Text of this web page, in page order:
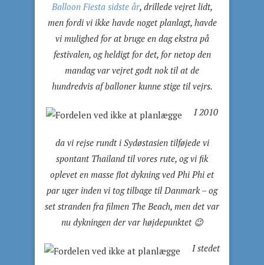
Balloon Fiesta sidste år, drillede vejret lidt,
men fordi vi ikke havde noget planlagt, havde
vi mulighed for at bruge en dag ekstra på
festivalen, og heldigt for det, for netop den
mandag var vejret godt nok til at de
hundredvis af balloner kunne stige til vejrs.
I 2010
da vi rejse rundt i Sydøstasien tilføjede vi
spontant Thailand til vores rute, og vi fik
oplevet en masse flot dykning ved Phi Phi et
par uger inden vi tog tilbage til Danmark – og
set stranden fra filmen The Beach, men det var
nu dykningen der var højdepunktet 😉
I stedet